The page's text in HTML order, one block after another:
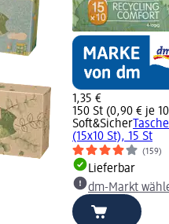
1,35 €
150 St (0,90 € je
Soft&Sicher
(15x10 St), 15 St
(159)
Lieferbar
dm-Markt